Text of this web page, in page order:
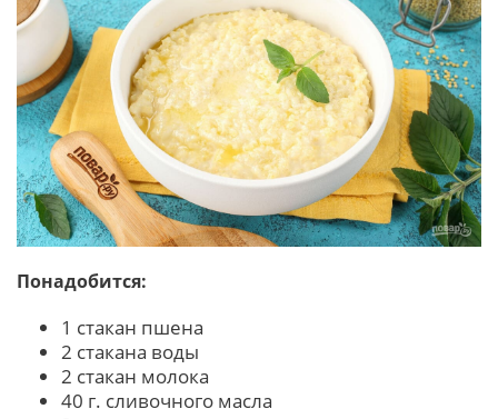
Понадобится:
1 стакан пшена
2 стакана воды
2 стакан молока
40 г. сливочного масла